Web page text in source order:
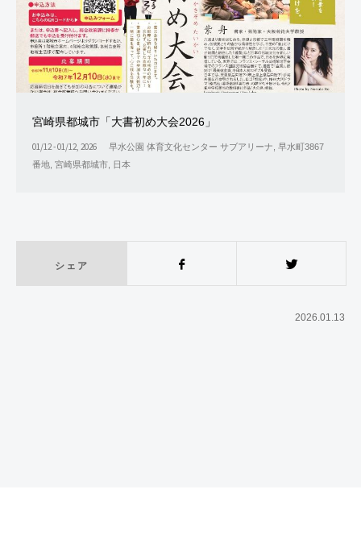
宮崎県都城市「大書初め大会2026」
01/12 - 01/12, 2026
早水公園 体育文化センター サブアリーナ, 早水町3867
番地, 宮崎県都城市, 日本
シェア
2026.01.13